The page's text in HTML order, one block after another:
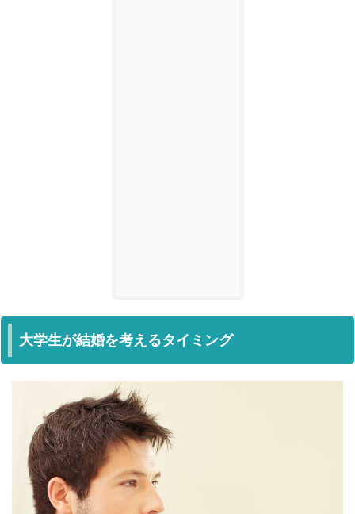
大学生が結婚を考えるタイミング